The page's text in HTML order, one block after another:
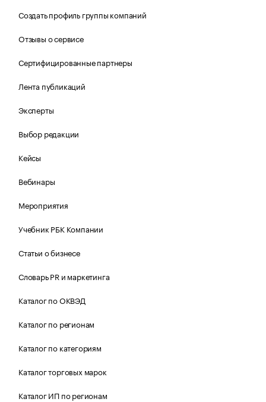
Создать профиль группы компаний
Отзывы о сервисе
Сертифицированные партнеры
Лента публикаций
Эксперты
Выбор редакции
Кейсы
Вебинары
Мероприятия
Учебник РБК Компании
Статьи о бизнесе
Словарь PR и маркетинга
Каталог по ОКВЭД
Каталог по регионам
Каталог по категориям
Каталог торговых марок
Каталог ИП по регионам